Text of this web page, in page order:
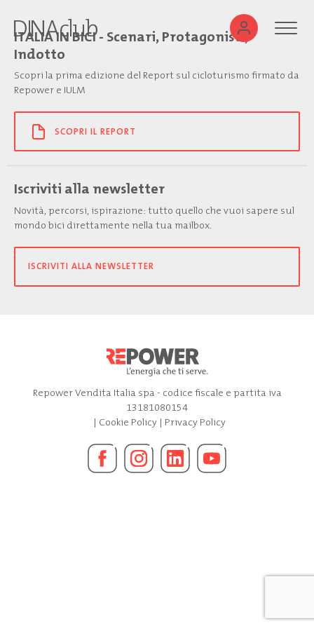
ITALIA IN BICI - Scenari, Protagonisti,
Indotto
Scopri la prima edizione del Report sul cicloturismo firmato da
Repower e IULM
SCOPRI IL REPORT
Iscriviti alla newsletter
Novità, percorsi, ispirazione: tutto quello che vuoi sapere sul
mondo bici direttamente nella tua mailbox.
ISCRIVITI ALLA NEWSLETTER
Repower Vendita Italia spa - codice fiscale e partita iva
13181080154
| Cookie Policy| Privacy Policy